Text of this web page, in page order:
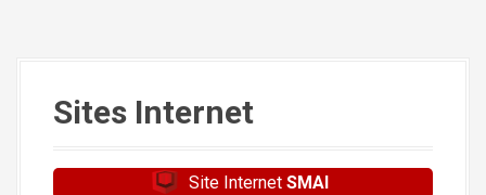
Sites Internet
Site InternetSMAI